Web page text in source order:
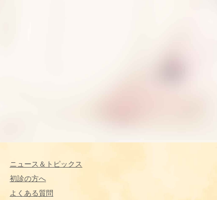
ニュース＆トピックス
初診の方へ
よくある質問